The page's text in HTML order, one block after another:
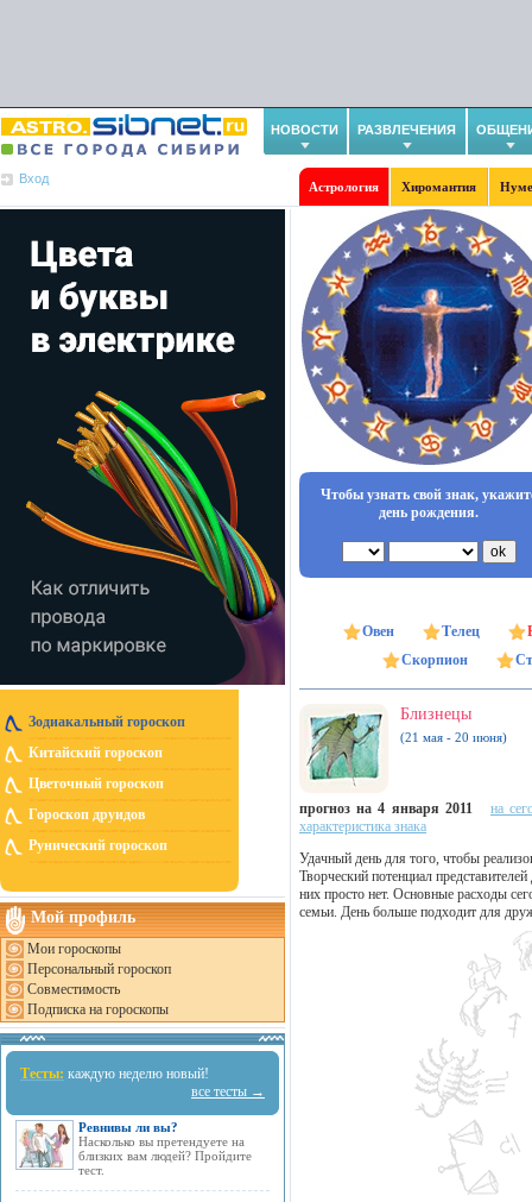
НОВОСТИ РАЗВЛЕЧЕНИЯ
Вход
Астрология Хиромантия
Зодиакальный гороскоп
Китайский гороскоп
Цветочный гороскоп
Гороскоп друидов
Рунический гороскоп
Мой профиль
Мои гороскопы
Персональный гороскоп
Совместимость
Подписка на гороскопы
Тесты: каждую неделю новый!
все тесты →
Ревнивы ли вы?
Насколько вы претендуете на
близких вам людей? Пройдите
тест.
Чтобы узнать свой знак,
день рождения.
Овен Телец
Скорпион
Близнецы
(21 мая - 20 июня)
прогноз на 4 января 2011
на
характеристика знака
Удачный день для того, чтобы
Творческий потенциал
них просто нет. Основные расходы
семьи. День больше подходит для